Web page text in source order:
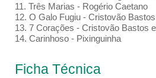
11. Três Marias - Rogério Caetano
12. O Galo Fugiu - Cristovão Bastos
13. 7 Corações - Cristovão Bastos
14. Carinhoso - Pixinguinha
Ficha Técnica